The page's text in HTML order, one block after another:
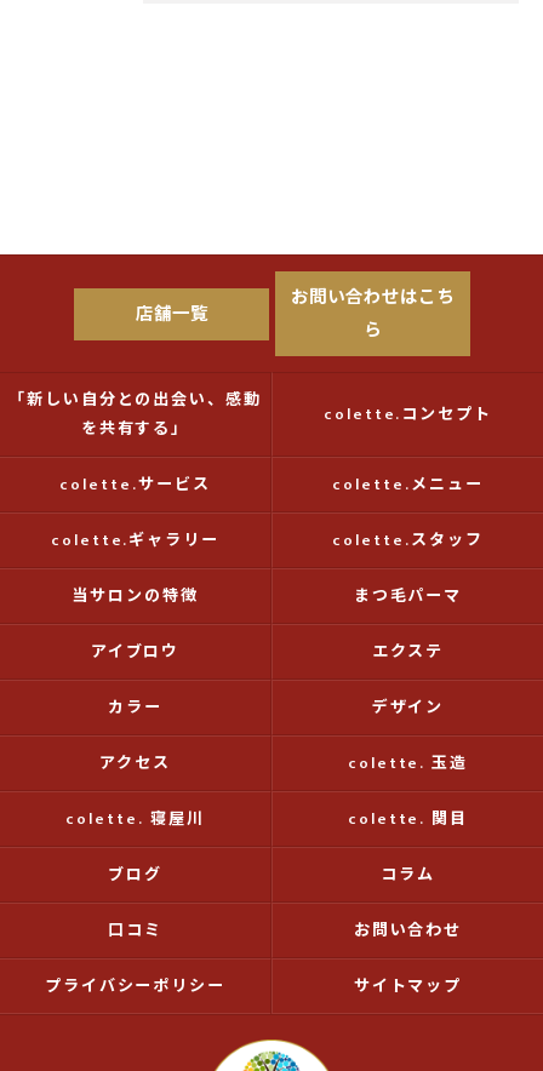
店舗一覧
お問い合わせはこち
ら
「新しい自分との出会い、感動
を共有する」
colette.コンセプト
colette.サービス colette.メニュー
colette.ギャラリー colette.スタッフ
当サロンの特徴 まつ毛パーマ
アイブロウ エクステ
カラー デザイン
アクセス colette. 玉造
colette. 寝屋川 colette. 関目
ブログ コラム
口コミ お問い合わせ
プライバシーポリシー サイトマップ